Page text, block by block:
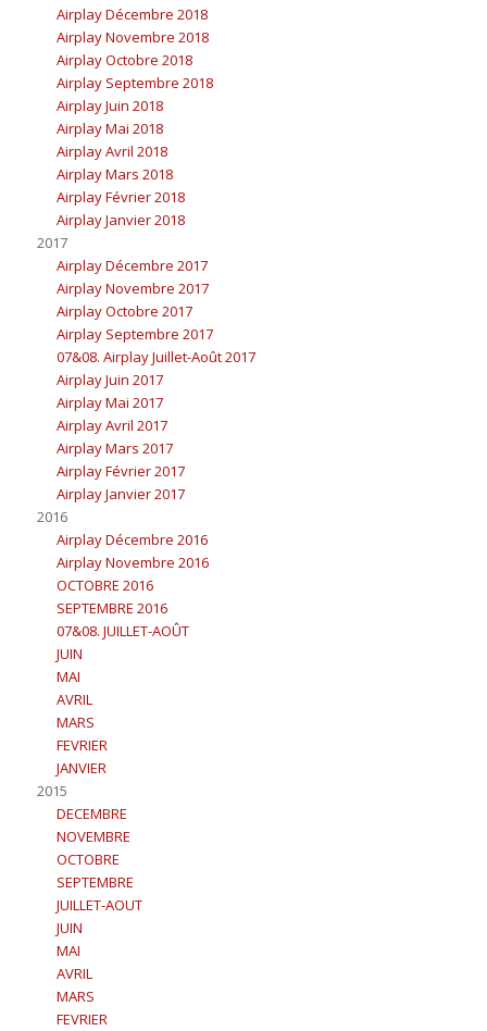
Airplay Décembre 2018
Airplay Novembre 2018
Airplay Octobre 2018
Airplay Septembre 2018
Airplay Juin 2018
Airplay Mai 2018
Airplay Avril 2018
Airplay Mars 2018
Airplay Février 2018
Airplay Janvier 2018
2017
Airplay Décembre 2017
Airplay Novembre 2017
Airplay Octobre 2017
Airplay Septembre 2017
07&08. Airplay Juillet-Août 2017
Airplay Juin 2017
Airplay Mai 2017
Airplay Avril 2017
Airplay Mars 2017
Airplay Février 2017
Airplay Janvier 2017
2016
Airplay Décembre 2016
Airplay Novembre 2016
OCTOBRE 2016
SEPTEMBRE 2016
07&08. JUILLET-AOÛT
JUIN
MAI
AVRIL
MARS
FEVRIER
JANVIER
2015
DECEMBRE
NOVEMBRE
OCTOBRE
SEPTEMBRE
JUILLET-AOUT
JUIN
MAI
AVRIL
MARS
FEVRIER